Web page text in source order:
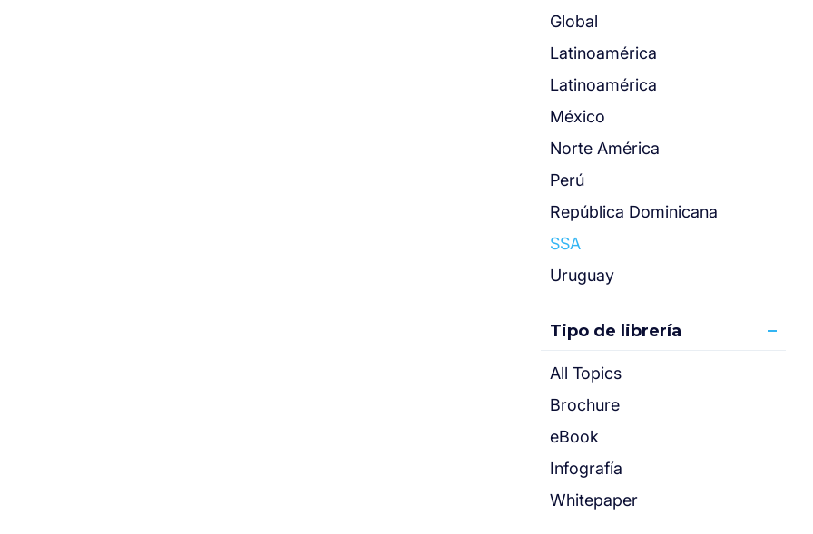
Global
Latinoamérica
Latinoamérica
México
Norte América
Perú
República Dominicana
SSA
Uruguay
Tipo de librería
All Topics
Brochure
eBook
Infografía
Whitepaper